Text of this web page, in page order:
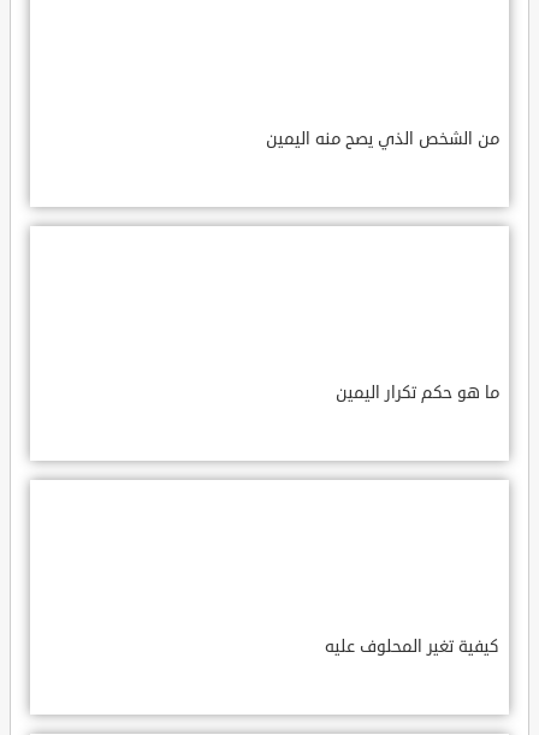
من الشخص الذي يصح منه اليمين
ما هو حكم تكرار اليمين
كيفية تغير المحلوف عليه